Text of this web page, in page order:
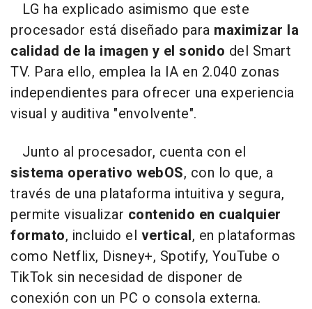
LG ha explicado asimismo que este
procesador está diseñado para maximizar la
calidad de la imagen y el sonido del Smart
TV. Para ello, emplea la IA en 2.040 zonas
independientes para ofrecer una experiencia
visual y auditiva "envolvente".
Junto al procesador, cuenta con el
sistema operativo webOS, con lo que, a
través de una plataforma intuitiva y segura,
permite visualizar contenido en cualquier
formato, incluido el vertical, en plataformas
como Netflix, Disney+, Spotify, YouTube o
TikTok sin necesidad de disponer de
conexión con un PC o consola externa.